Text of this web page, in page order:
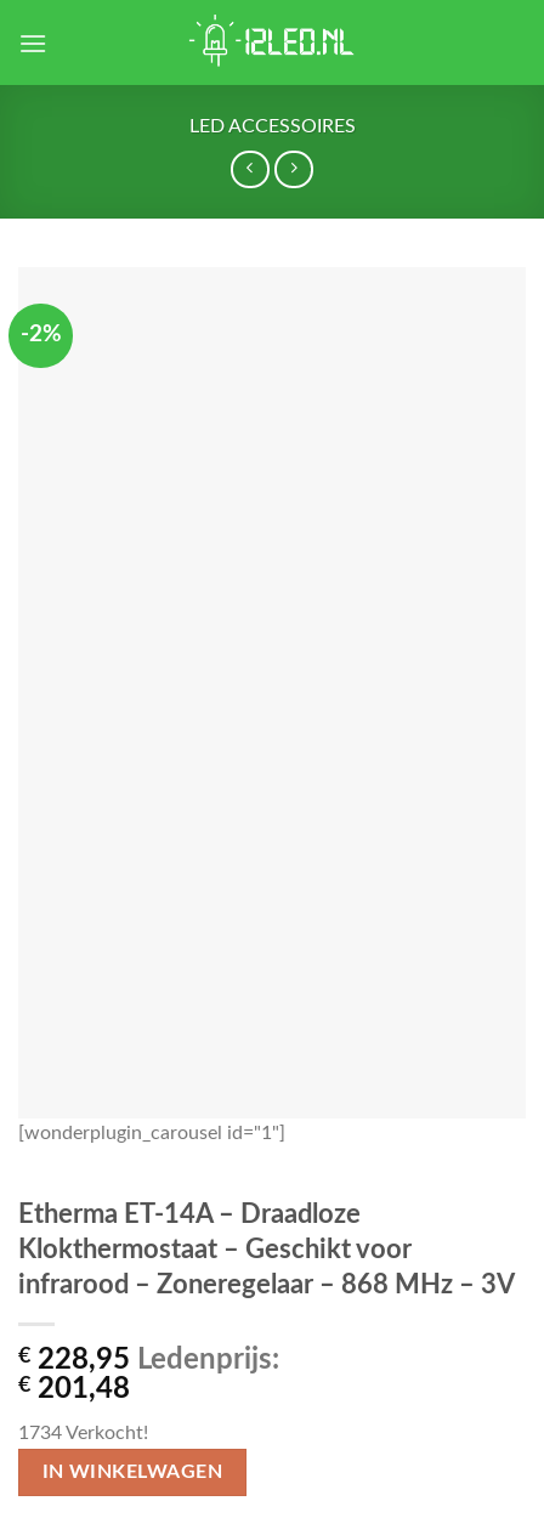
LED ACCESSOIRES
-2%
[wonderplugin_carousel id="1"]
Etherma ET-14A – Draadloze
Klokthermostaat – Geschikt voor
infrarood – Zoneregelaar – 868 MHz – 3V
€ 228,95 Ledenprijs:
€ 201,48
1734Verkocht!
IN WINKELWAGEN